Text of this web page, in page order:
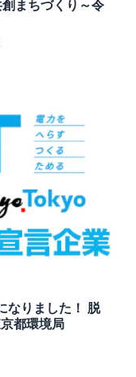
まちづくり～令
なりました！ 脱
都環境局